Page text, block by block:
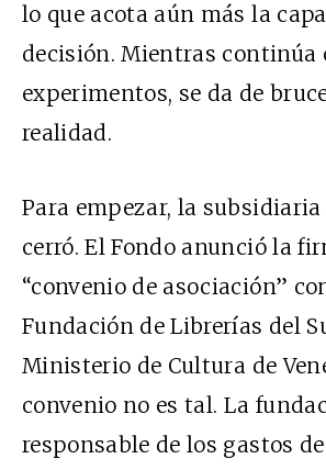
lo que acota aún más la
decisión. Mientras continúa
experimentos, se da de
realidad.
Para empezar, la subsidiaria
cerró. El Fondo anunció la
“convenio de asociación”
Fundación de Librerías del
Ministerio de Cultura de
convenio no es tal. La
responsable de los gastos de